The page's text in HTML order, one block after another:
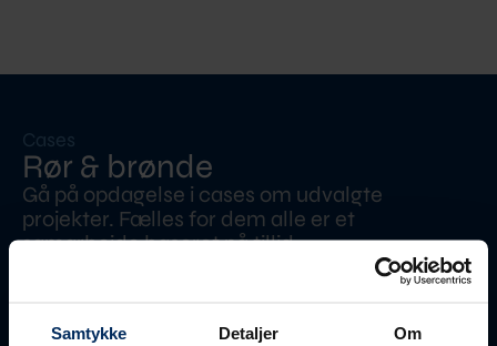
Samtykke Detaljer Om
Cases
Rør & brønde
Gå på opdagelse i cases om udvalgte
projekter. Fælles for dem alle er et
samarbejde baseret på tillid.